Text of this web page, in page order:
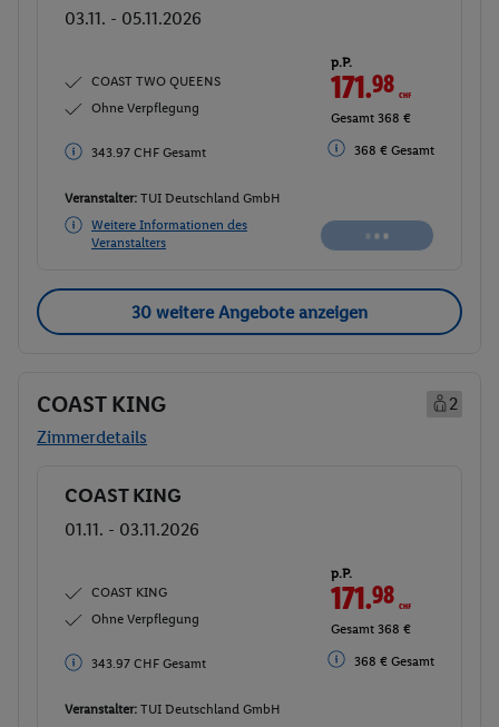
03.11. - 05.11.2026
COAST TWO QUEENS
Ohne Verpflegung
368 € Gesamt
p.P.
171.98CHF
Gesamt 343.97 CHF
368 € Gesamt
Veranstalter: TUI Deutschland GmbH
Weitere Informationen des
Veranstalters
Buchen
30 weitere Angebote anzeigen
COAST KING
2
Zimmerdetails
Buchen
COAST KING
01.11. - 03.11.2026
COAST KING
Ohne Verpflegung
368 € Gesamt
p.P.
171.98CHF
Gesamt 343.97 CHF
368 € Gesamt
Veranstalter: TUI Deutschland GmbH